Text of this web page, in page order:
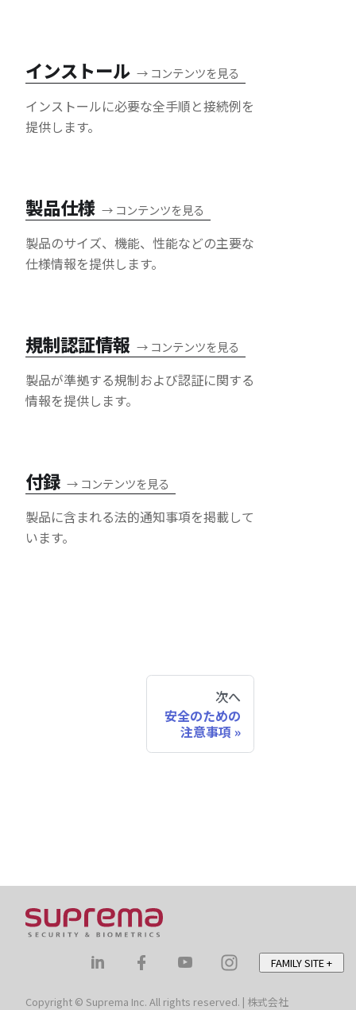
インストール → コンテンツを見る
インストールに必要な全手順と接続例を
提供します。
製品仕様 → コンテンツを見る
製品のサイズ、機能、性能などの主要な
仕様情報を提供します。
規制認証情報 → コンテンツを見る
製品が準拠する規制および認証に関する
情報を提供します。
付録 → コンテンツを見る
製品に含まれる法的通知事項を掲載して
います。
次へ
安全のための
注意事項
FAMILY SITE+
Copyright © Suprema Inc. All rights reserved. | 株式会社